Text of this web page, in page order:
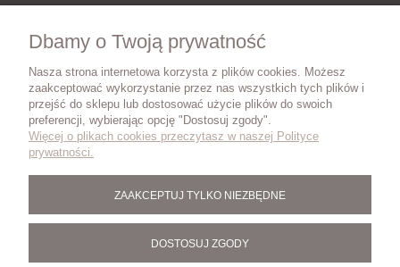
DOSTAWA
ZWROTY I REKLAMACJE
BLOG
Dbamy o Twoją prywatność
Nasza strona internetowa korzysta z plików cookies. Możesz
zaakceptować wykorzystanie przez nas wszystkich tych plików i
przejść do sklepu lub dostosować użycie plików do swoich
preferencji, wybierając opcję "Dostosuj zgody".
Więcej o plikach cookies przeczytasz w naszej Polityce
prywatności.
ZAAKCEPTUJ TYLKO NIEZBĘDNE
DOSTOSUJ ZGODY